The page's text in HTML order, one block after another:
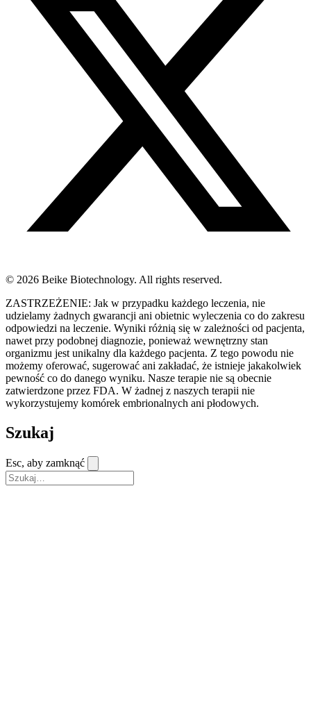
© 2026 Beike Biotechnology. All rights reserved.
ZASTRZEŻENIE: Jak w przypadku każdego leczenia, nie
udzielamy żadnych gwarancji ani obietnic wyleczenia co do zakresu
odpowiedzi na leczenie. Wyniki różnią się w zależności od pacjenta,
nawet przy podobnej diagnozie, ponieważ wewnętrzny stan
organizmu jest unikalny dla każdego pacjenta. Z tego powodu nie
możemy oferować, sugerować ani zakładać, że istnieje jakakolwiek
pewność co do danego wyniku. Nasze terapie nie są obecnie
zatwierdzone przez FDA. W żadnej z naszych terapii nie
wykorzystujemy komórek embrionalnych ani płodowych.
Szukaj
Esc, aby zamknąć